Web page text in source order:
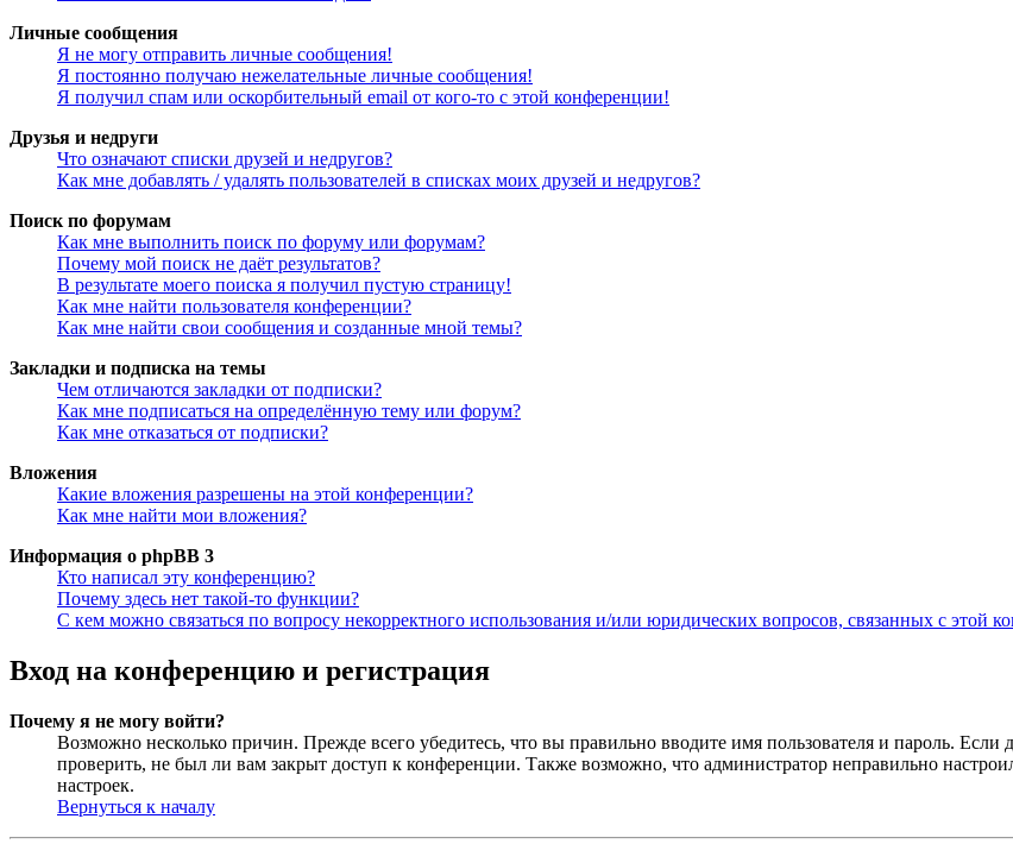
Личные сообщения
Я не могу отправить личные сообщения!
Я постоянно получаю нежелательные личные сообщения!
Я получил спам или оскорбительный email от кого-то с этой конференции!
Друзья и недруги
Что означают списки друзей и недругов?
Как мне добавлять / удалять пользователей в списках моих друзей и недругов?
Поиск по форумам
Как мне выполнить поиск по форуму или форумам?
Почему мой поиск не даёт результатов?
В результате моего поиска я получил пустую страницу!
Как мне найти пользователя конференции?
Как мне найти свои сообщения и созданные мной темы?
Закладки и подписка на темы
Чем отличаются закладки от подписки?
Как мне подписаться на определённую тему или форум?
Как мне отказаться от подписки?
Вложения
Какие вложения разрешены на этой конференции?
Как мне найти мои вложения?
Информация о phpBB 3
Кто написал эту конференцию?
Почему здесь нет такой-то функции?
С кем можно связаться по вопросу некорректного использования и/или юридических вопросов, связанных с этой
Вход на конференцию и регистрация
Почему я не могу войти?
Возможно несколько причин. Прежде всего убедитесь, что вы правильно вводите имя пользователя и пароль.
проверить, не был ли вам закрыт доступ к конференции. Также возможно, что администратор неправильно
настроек.
Вернуться к началу